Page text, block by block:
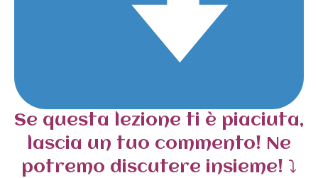
Se questa lezione ti è piaciuta,
lascia un tuo commento! Ne
potremo discutere insieme! ⤵️